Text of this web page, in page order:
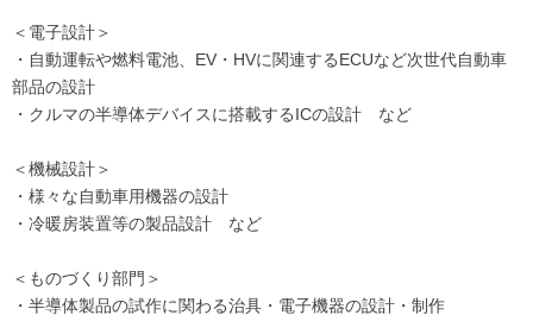
＜電子設計＞
・自動運転や燃料電池、EV・HVに関連するECUなど次世代自動車
部品の設計
・クルマの半導体デバイスに搭載するICの設計 など
＜機械設計＞
・様々な自動車用機器の設計
・冷暖房装置等の製品設計 など
＜ものづくり部門＞
・半導体製品の試作に関わる治具・電子機器の設計・制作